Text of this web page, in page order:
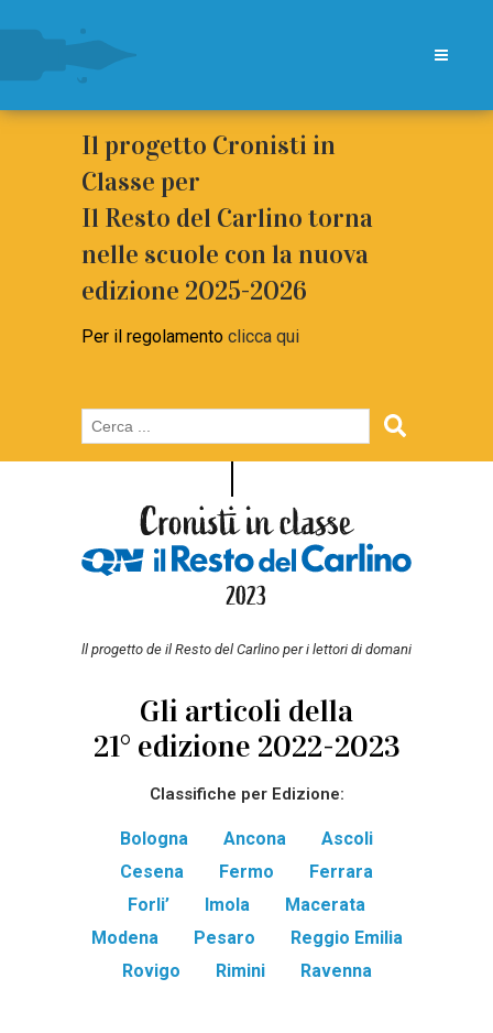
Il progetto Cronisti in
Classe per
Il Resto del Carlino torna
nelle scuole con la nuova
edizione 2025-2026
Per il regolamento clicca qui
ll progetto de il Resto del Carlino per i lettori di domani
Gli articoli della
21° edizione 2022-2023
Classifiche per Edizione:
Bologna Ancona
Ascoli
Cesena
Fermo
Ferrara
Forli’
Imola
Macerata
Modena
Pesaro
Reggio Emilia
Rovigo
Rimini Ravenna